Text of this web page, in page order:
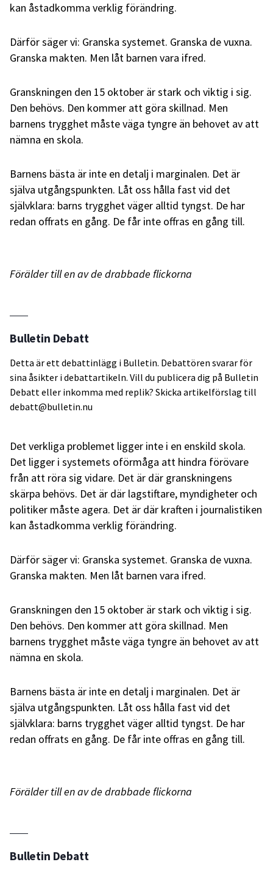
kan åstadkomma verklig förändring.
Därför säger vi: Granska systemet. Granska de vuxna.
Granska makten. Men låt barnen vara ifred.
Granskningen den 15 oktober är stark och viktig i sig.
Den behövs. Den kommer att göra skillnad. Men
barnens trygghet måste väga tyngre än behovet av att
nämna en skola.
Barnens bästa är inte en detalj i marginalen. Det är
själva utgångspunkten. Låt oss hålla fast vid det
självklara: barns trygghet väger alltid tyngst. De har
redan offrats en gång. De får inte offras en gång till.
Förälder till en av de drabbade flickorna
Bulletin Debatt
Detta är ett debattinlägg i Bulletin. Debattören svarar för
sina åsikter i debattartikeln. Vill du publicera dig på Bulletin
Debatt eller inkomma med replik? Skicka artikelförslag till
debatt@bulletin.nu
Det verkliga problemet ligger inte i en enskild skola.
Det ligger i systemets oförmåga att hindra förövare
från att röra sig vidare. Det är där granskningens
skärpa behövs. Det är där lagstiftare, myndigheter och
politiker måste agera. Det är där kraften i journalistiken
kan åstadkomma verklig förändring.
Därför säger vi: Granska systemet. Granska de vuxna.
Granska makten. Men låt barnen vara ifred.
Granskningen den 15 oktober är stark och viktig i sig.
Den behövs. Den kommer att göra skillnad. Men
barnens trygghet måste väga tyngre än behovet av att
nämna en skola.
Barnens bästa är inte en detalj i marginalen. Det är
själva utgångspunkten. Låt oss hålla fast vid det
självklara: barns trygghet väger alltid tyngst. De har
redan offrats en gång. De får inte offras en gång till.
Förälder till en av de drabbade flickorna
Bulletin Debatt